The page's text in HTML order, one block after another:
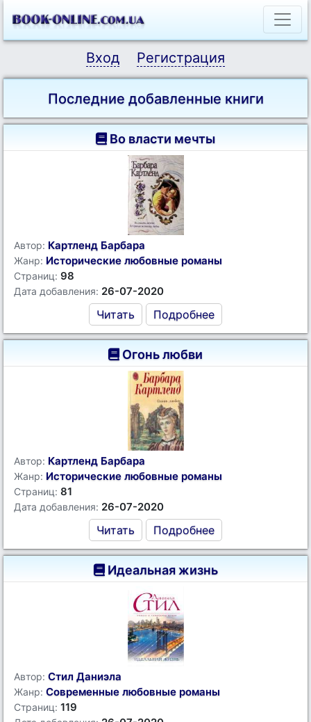
Вход Регистрация
Последние добавленные книги
Во власти мечты
Автор: Картленд Барбара
Жанр: Исторические любовные романы
Страниц: 98
Дата добавления: 26-07-2020
Читать Подробнее
Огонь любви
Автор: Картленд Барбара
Жанр: Исторические любовные романы
Страниц: 81
Дата добавления: 26-07-2020
Читать Подробнее
Идеальная жизнь
Автор: Стил Даниэла
Жанр: Современные любовные романы
Страниц: 119